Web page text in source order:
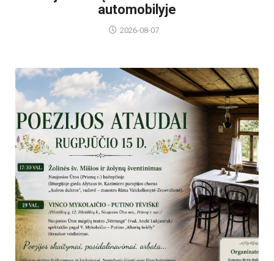
automobilyje
2026-08-07